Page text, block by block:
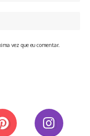
vez que eu comentar.